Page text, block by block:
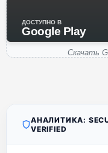
ДОСТУПНО В
Google Play
Скачать
АНАЛИТИКА:
VERIFIED